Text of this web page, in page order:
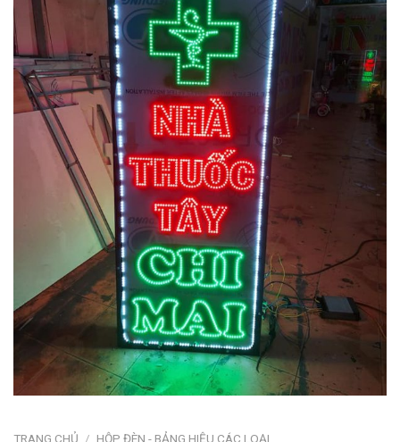
TRANG CHỦ / HỘP ĐÈN - BẢNG HIỆU CÁC LOẠI